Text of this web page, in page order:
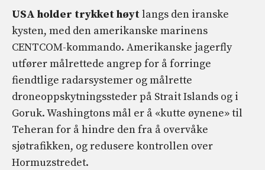
USA holder trykket høytlangs den iranske
kysten, med den amerikanske marinens
CENTCOM-kommando. Amerikanske jagerfly
utfører målrettede angrep for å forringe
fiendtlige radarsystemer og målrette
droneoppskytningssteder på Strait Islands og i
Goruk. Washingtons mål er å «kutte øynene» til
Teheran for å hindre den fra å overvåke
sjøtrafikken, og redusere kontrollen over
Hormuzstredet.